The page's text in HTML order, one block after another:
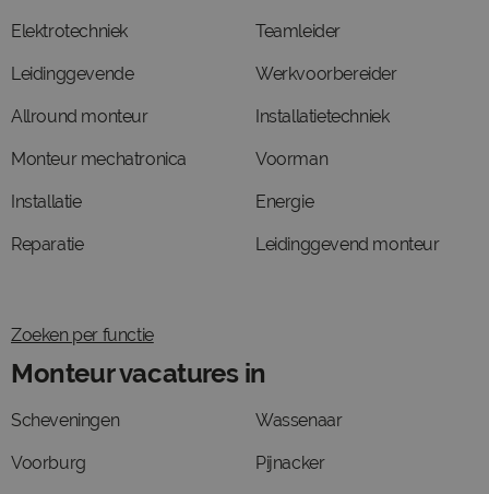
Elektrotechniek
Leidinggevende
Allround monteur
Monteur mechatronica
Installatie
Reparatie
Teamleider
Werkvoorbereider
Installatietechniek
Voorman
Energie
Leidinggevend monteur
Zoeken per functie
Monteur vacatures in
Scheveningen
Voorburg
Wassenaar
Pijnacker